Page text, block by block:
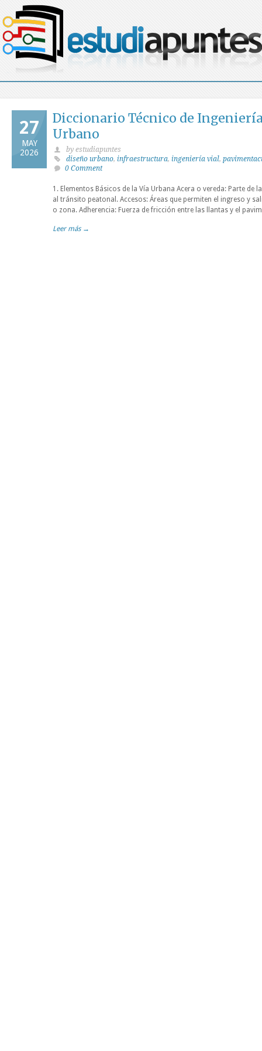
27
MAY
2026
Diccionario Técnico de
Urbano
by estudiapuntes
diseño urbano, infraestructura, ingeniería vial,
0 Comment
1. Elementos Básicos de la Vía Urbana Acera o vereda: Parte de
al tránsito peatonal. Accesos: Áreas que permiten el ingreso y
o zona. Adherencia: Fuerza de fricción entre las llantas y el
Leer más →